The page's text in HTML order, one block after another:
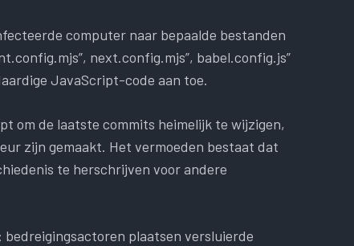
computer naar bepaalde bestanden
next.config.mjs”, babel.config.js”
JavaScript-code aan toe.
om de laatste commits heimelijk te wijzigen,
zijn gemaakt. Het vermoeden bestaat dat
te herschrijven voor andere
plaatsen versluierde